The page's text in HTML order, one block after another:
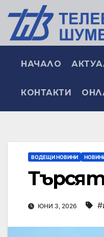
НАЧАЛО
КОНТАКТИ
ВОДЕЩИ НОВИНИ
ЮНИ 3, 2026